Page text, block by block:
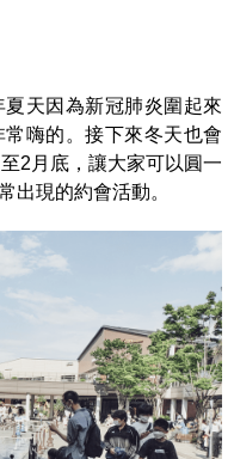
天因為新冠肺炎圍起來
嗨的。接下來冬天也會
2月底，讓大家可以圓一
出現的約會活動。